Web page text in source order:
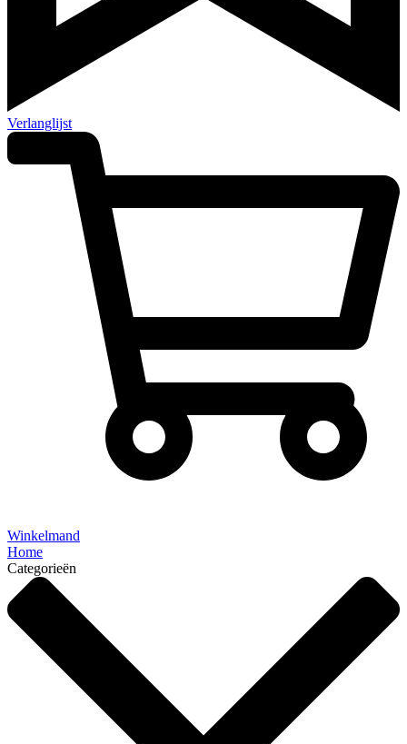
Verlanglijst
Winkelmand
Home
Categorieën